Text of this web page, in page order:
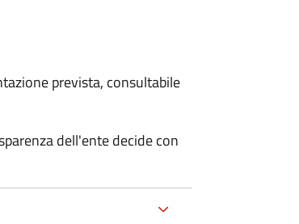
prevista, consultabile
dell'ente decide con